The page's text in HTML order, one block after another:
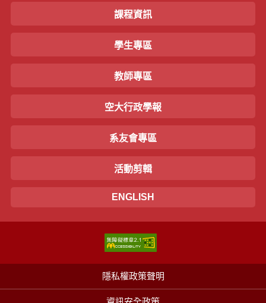
課程資訊
學生專區
教師專區
空大行政學報
系友會專區
活動剪輯
ENGLISH
隱私權政策聲明